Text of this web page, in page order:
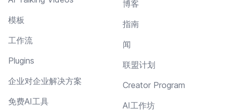
模板
工作流
Plugins
企业对企业解决方案
免费AI工具
博客
指南
闻
联盟计划
Creator Program
AI工作坊